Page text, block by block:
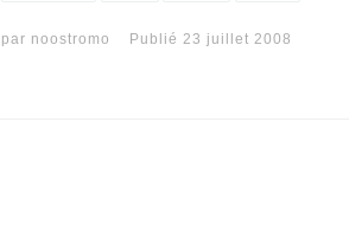
par noostromo Publié 23 juillet 2008